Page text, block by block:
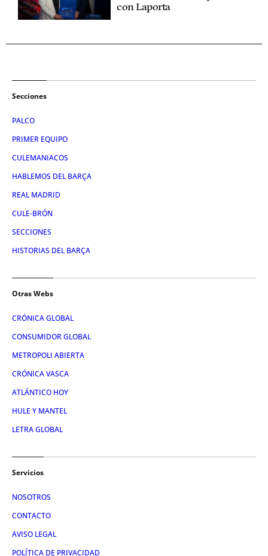
con Laporta
Secciones
PALCO
PRIMER EQUIPO
CULEMANIACOS
HABLEMOS DEL BARÇA
REAL MADRID
CULE-BRÓN
SECCIONES
HISTORIAS DEL BARÇA
Otras Webs
CRÓNICA GLOBAL
CONSUMIDOR GLOBAL
METROPOLI ABIERTA
CRÓNICA VASCA
ATLÁNTICO HOY
HULE Y MANTEL
LETRA GLOBAL
Servicios
NOSOTROS
CONTACTO
AVISO LEGAL
POLÍTICA DE PRIVACIDAD